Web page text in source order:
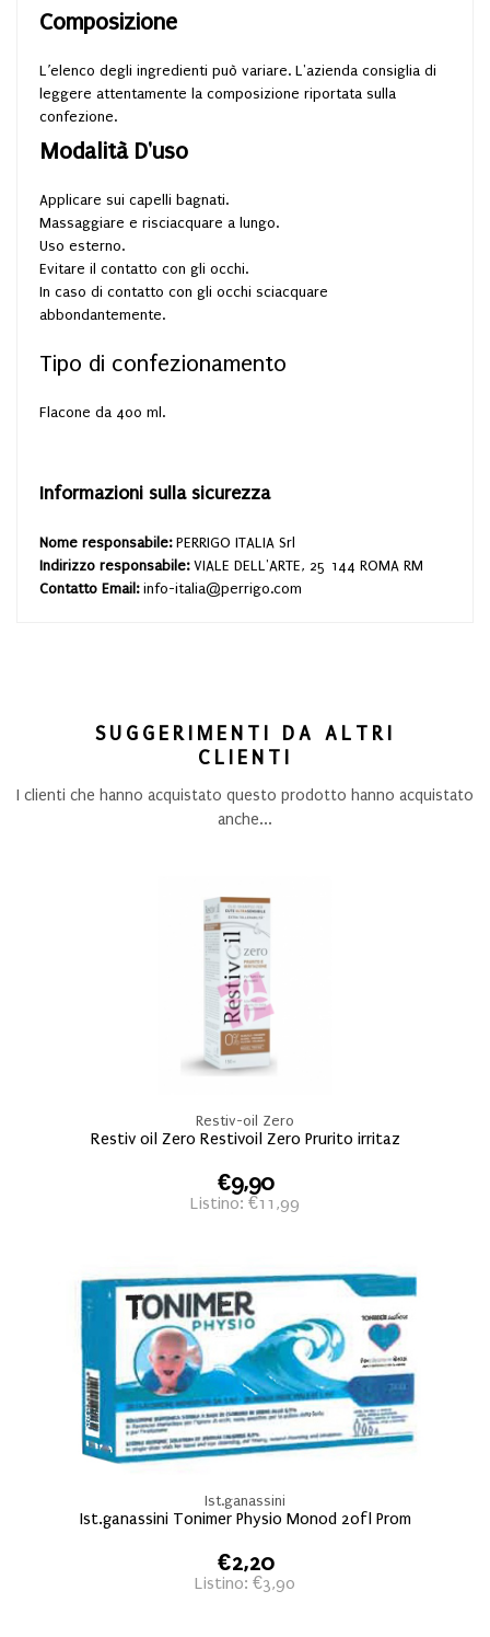
Composizione
L’elenco degli ingredienti può variare. L'azienda consiglia di
leggere attentamente la composizione riportata sulla
confezione.
Modalità D'uso
Applicare sui capelli bagnati.
Massaggiare e risciacquare a lungo.
Uso esterno.
Evitare il contatto con gli occhi.
In caso di contatto con gli occhi sciacquare
abbondantemente.
Tipo di confezionamento
Flacone da 400 ml.
Informazioni sulla sicurezza
Nome responsabile: PERRIGO ITALIA Srl
Indirizzo responsabile: VIALE DELL'ARTE, 25 144 ROMA RM
Contatto Email: info-italia@perrigo.com
SUGGERIMENTI DA ALTRI
CLIENTI
I clienti che hanno acquistato questo prodotto hanno acquistato
anche...
Restiv-oil Zero
Restiv oil Zero Restivoil Zero Prurito irritaz
€9,90
Listino: €11,99
Ist.ganassini
Ist.ganassini Tonimer Physio Monod 20fl Prom
€2,20
Listino: €3,90